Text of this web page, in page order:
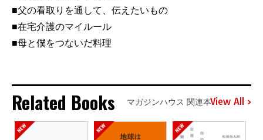
■父の看取りを通して、伝えたいもの
■在宅介護のマイルール
■母と僕をつないだ料理
Related Books マガジンハウス 関連本View All